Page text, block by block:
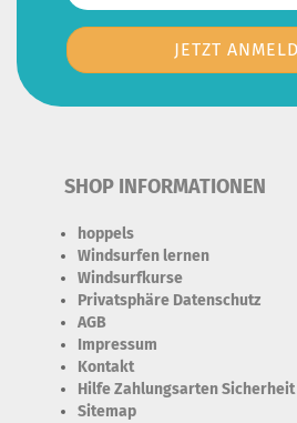
SHOP INFORMATIONEN
hoppels
Windsurfen lernen
Windsurfkurse
Privatsphäre Datenschutz
AGB
Impressum
Kontakt
Hilfe Zahlungsarten Sicherheit
Sitemap